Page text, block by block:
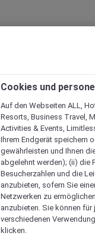
Cookies und
Auf den Webseiten ALL,
Resorts, Business Travel,
Activities & Events,
Ihrem Endgerät speichern
gewährleisten und Ihnen
abgelehnt werden); (ii) die
Besucherzahlen und die
anzubieten, sofern Sie
Netzwerken zu
anzubieten. Sie können
verschiedenen
klicken.